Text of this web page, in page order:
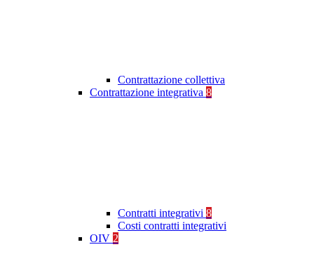
Contrattazione collettiva
Contrattazione integrativa 8
Contratti integrativi 8
Costi contratti integrativi
OIV 2